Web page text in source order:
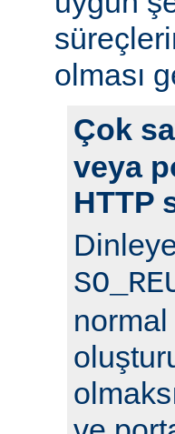
olması
Çok
veya
HTTP